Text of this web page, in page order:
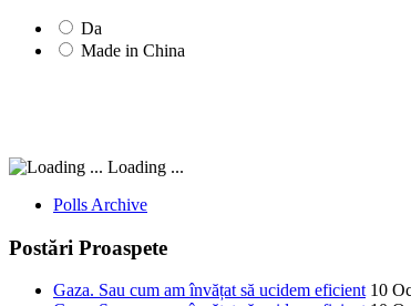
Da
Made in China
Loading ...
Polls Archive
Postări Proaspete
Gaza. Sau cum am învățat să ucidem eficient 10